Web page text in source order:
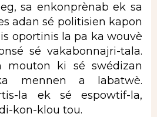
sa enkonprènab ek sa
adan sé politisien kapon
oportinis la pa ka wouvè
sé vakabonnajri-tala.
mouton ki sé swédizan
mennen a labatwè.
la ek sé espowtif-la,
kon-klou tou.